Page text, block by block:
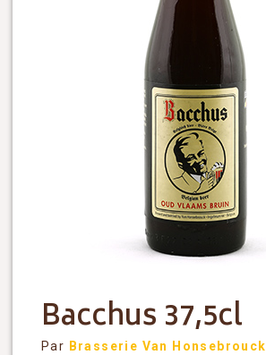
Bacchus 37,5cl
Par Brasserie Van Honsebrouck